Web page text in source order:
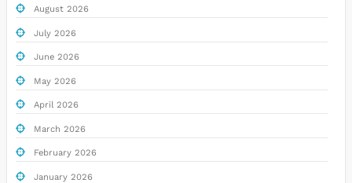
August 2026
July 2026
June 2026
May 2026
April 2026
March 2026
February 2026
January 2026